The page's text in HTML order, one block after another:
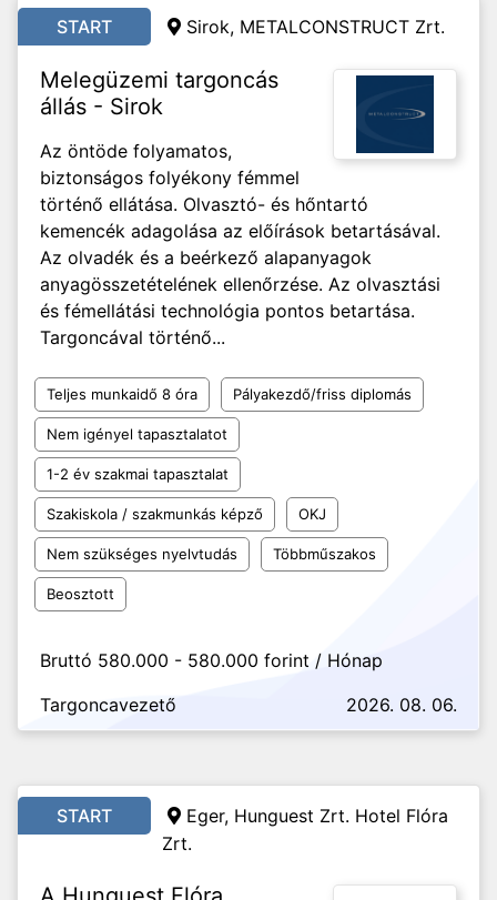
START Sirok, METALCONSTRUCT Zrt.
Melegüzemi targoncás
állás - Sirok
Az öntöde folyamatos,
biztonságos folyékony fémmel
történő ellátása. Olvasztó- és hőntartó
kemencék adagolása az előírások betartásával.
Az olvadék és a beérkező alapanyagok
anyagösszetételének ellenőrzése. Az olvasztási
és fémellátási technológia pontos betartása.
Targoncával történő...
Teljes munkaidő 8 óra Pályakezdő/friss diplomás
Nem igényel tapasztalatot
1-2 év szakmai tapasztalat
Szakiskola / szakmunkás képző OKJ
Nem szükséges nyelvtudás Többműszakos
Beosztott
Bruttó 580.000 - 580.000 forint / Hónap
Targoncavezető
2026. 08. 06.
START
Eger, Hunguest Zrt. Hotel Flóra
Zrt.